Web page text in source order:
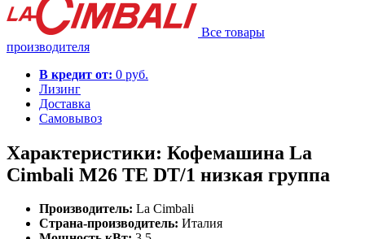
Все товары
производителя
В кредит от: 0 руб.
Лизинг
Доставка
Самовывоз
Характеристики: Кофемашина La
Cimbali M26 TE DT/1 низкая группа
Производитель: La Cimbali
Страна-производитель: Италия